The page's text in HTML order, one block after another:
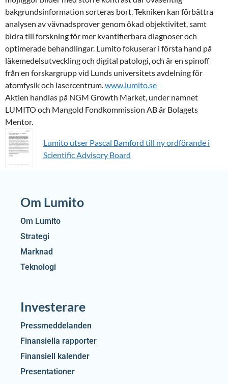
bakgrundsinformation sorteras bort. Tekniken kan förbättra
analysen av vävnadsprover genom ökad objektivitet, samt
bidra till forskning för mer kvantifierbara diagnoser och
optimerade behandlingar. Lumito fokuserar i första hand på
läkemedelsutveckling och digital patologi, och är en spinoff
från en forskargrupp vid Lunds universitets avdelning för
atomfysik och lasercentrum.www.lumito.se
Aktien handlas på NGM Growth Market, under namnet
LUMITO och Mangold Fondkommission AB är Bolagets
Mentor.
Lumito utser Pascal Bamford till ny ordförande i
Scientific Advisory Board
Om Lumito
Om Lumito
Strategi
Marknad
Teknologi
Investerare
Pressmeddelanden
Finansiella rapporter
Finansiell kalender
Presentationer